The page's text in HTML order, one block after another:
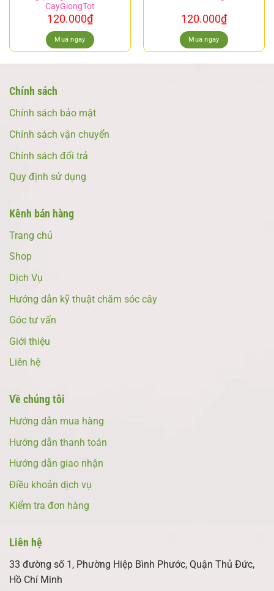
CayGiongTot
120.000₫
Mua ngay
120.000₫
Mua ngay
Chính sách
Chính sách bảo mật
Chính sách vận chuyển
Chính sách đổi trả
Quy định sử dụng
Kênh bán hàng
Trang chủ
Shop
Dịch Vụ
Hướng dẫn kỹ thuật chăm sóc cây
Góc tư vấn
Giới thiệu
Liên hệ
Về chúng tôi
Hướng dẫn mua hàng
Hướng dẫn thanh toán
Hướng dẫn giao nhận
Điều khoản dịch vụ
Kiểm tra đơn hàng
Liên hệ
33 đường số 1, Phường Hiệp Bình Phước, Quận Thủ Đức,
Hồ Chí Minh